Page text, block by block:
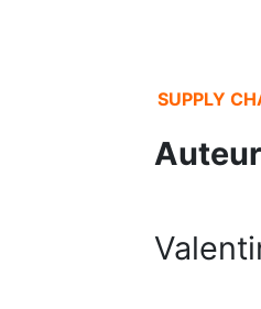
SUPPLY